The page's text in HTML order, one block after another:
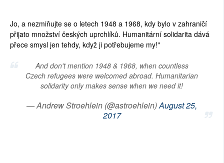
Jo, a nezmiňujte se o letech 1948 a 1968, kdy bylo v zahraničí
přijato množství českých uprchlíků. Humanitární solidarita dává
přece smysl jen tehdy, když ji potřebujeme my!"
And don't mention 1948 & 1968, when countless
Czech refugees were welcomed abroad. Humanitarian
solidarity only makes sense when we need it!
— Andrew Stroehlein (@astroehlein)August 25,
2017